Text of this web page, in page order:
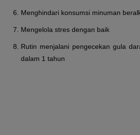
Menghindari konsumsi minuman
Mengelola stres dengan baik
Rutin menjalani pengecekan gula
dalam 1 tahun